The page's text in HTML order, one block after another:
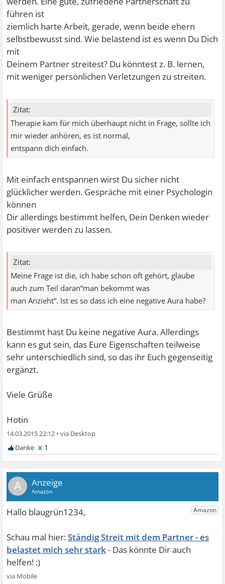
führen ist
ziemlich harte Arbeit, gerade, wenn beide ehern
selbstbewusst sind. Wie belastend ist es wenn Du Dich
mit
Deinem Partner streitest? Du könntest z. B. lernen,
mit weniger persönlichen Verletzungen zu streiten.
Zitat:
Therapie kam für mich überhaupt nicht in Frage, sollte ich
mir wieder anhören, es ist normal,
entspann dich einfach.
Mit einfach entspannen wirst Du sicher nicht
glücklicher werden. Gespräche mit einer Psychologin
können
Dir allerdings bestimmt helfen, Dein Denken wieder
positiver werden zu lassen.
Zitat:
Meine Frage ist die, ich habe schon oft gehört, glaube
auch zum Teil daran“man bekommt was
man Anzieht“. Ist es so dass ich eine negative Aura habe?
Bestimmt hast Du keine negative Aura. Allerdings
kann es gut sein, das Eure Eigenschaften teilweise
sehr unterschiedlich sind, so das ihr Euch gegenseitig
ergänzt.
Viele Grüße
Hotin
14.03.2015 22:12 •
x 1
A
Ständig Streit mit dem Partner - es
belastet mich sehr stark